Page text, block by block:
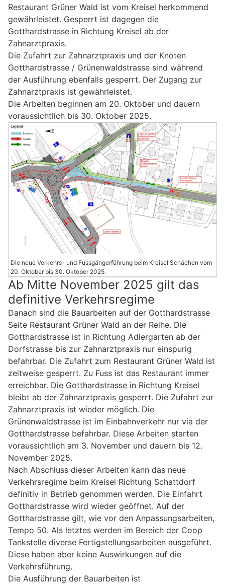
Restaurant Grüner Wald ist vom Kreisel herkommend
gewährleistet. Gesperrt ist dagegen die
Gotthardstrasse in Richtung Kreisel ab der
Zahnarztpraxis.
Die Zufahrt zur Zahnarztpraxis und der Knoten
Gotthardstrasse / Grünenwaldstrasse sind während
der Ausführung ebenfalls gesperrt. Der Zugang zur
Zahnarztpraxis ist gewährleistet.
Die Arbeiten beginnen am 20. Oktober und dauern
voraussichtlich bis 30. Oktober 2025.
Die neue Verkehrs- und Fussgängerführung beim Kreisel Schächen vom
20. Oktober bis 30. Oktober 2025.
Ab Mitte November 2025 gilt das
definitive Verkehrsregime
Danach sind die Bauarbeiten auf der Gotthardstrasse
Seite Restaurant Grüner Wald an der Reihe. Die
Gotthardstrasse ist in Richtung Adlergarten ab der
Dorfstrasse bis zur Zahnarztpraxis nur einspurig
befahrbar. Die Zufahrt zum Restaurant Grüner Wald ist
zeitweise gesperrt. Zu Fuss ist das Restaurant immer
erreichbar. Die Gotthardstrasse in Richtung Kreisel
bleibt ab der Zahnarztpraxis gesperrt. Die Zufahrt zur
Zahnarztpraxis ist wieder möglich. Die
Grünenwaldstrasse ist im Einbahnverkehr nur via der
Gotthardstrasse befahrbar. Diese Arbeiten starten
voraussichtlich am 3. November und dauern bis 12.
November 2025.
Nach Abschluss dieser Arbeiten kann das neue
Verkehrsregime beim Kreisel Richtung Schattdorf
definitiv in Betrieb genommen werden. Die Einfahrt
Gotthardstrasse wird wieder geöffnet. Auf der
Gotthardstrasse gilt, wie vor den Anpassungsarbeiten,
Tempo 50. Als letztes werden im Bereich der Coop
Tankstelle diverse Fertigstellungsarbeiten ausgeführt.
Diese haben aber keine Auswirkungen auf die
Verkehrsführung.
Die Ausführung der Bauarbeiten ist